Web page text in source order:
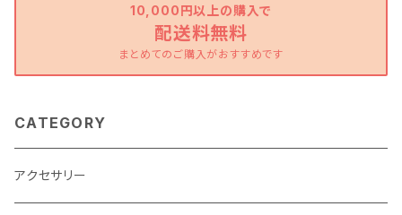
10,000円以上の購入で
配送料無料
まとめてのご購入がおすすめです
CATEGORY
アクセサリー